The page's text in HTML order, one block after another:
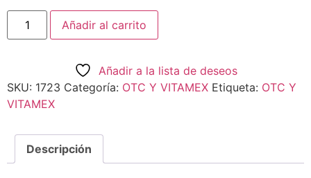
Añadir al carrito
Añadir a la lista de deseos
SKU: 1723 Categoría: OTC Y VITAMEX Etiqueta: OTC Y
VITAMEX
Descripción